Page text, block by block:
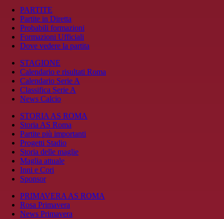
PARTITE
Partite in Diretta
Probabili formazioni
Formazioni Ufficiali
Dove vedere la partita
STAGIONE
Calendario e risultati Roma
Calendario Serie A
Classifica Serie A
News Calcio
STORIA AS ROMA
Storia AS Roma
Partite più importanti
Progetti Stadio
Storia delle maglie
Maglia attuale
Inni e Cori
Sponsor
PRIMAVERA AS ROMA
Rosa Primavera
News Primavera